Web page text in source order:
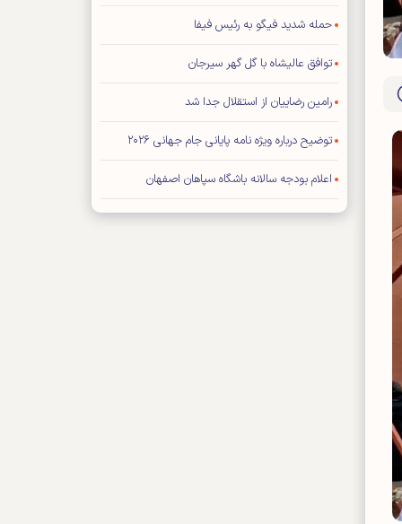
حمله شدید فیگو به رئیس فیفا
توافق عالیشاه با گل گهر سیرجان
رامین رضاییان از استقلال جدا شد
توضیح درباره ویژه نامه پایانی جام جهانی ۲۰۲۶
اعلام بودجه سالانه باشگاه سپاهان اصفهان
محمد صلاح به «ترابزون اسپور» ترکیه پیوست